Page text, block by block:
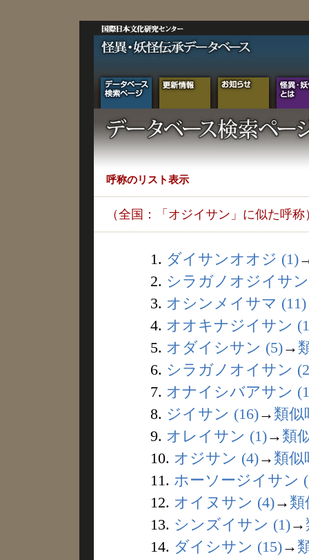
呼称のリスト表示
（全国：「オジイサン」に似た呼称
1. ダイサンオオジ (1)
2. シラガノオジイサ
3. オシンメイサマ (11)
4. オオキナジイサン
5. オダイシサン (5)→
6. シラガノオイサン
7. オナイシバアサン
8. ジイサン (16)→ 類似
9. オレイサン (1)→ 類
10. オジサン (4)→ 類似
11. ホーソージイサン
12. オイヌサン (4)→ 類
13. シンズイサン (1)→
14. ダイシサン (15)→